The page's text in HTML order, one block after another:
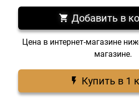
Добавить в
Цена в интернет-магазине
магазине.
Купить в 1